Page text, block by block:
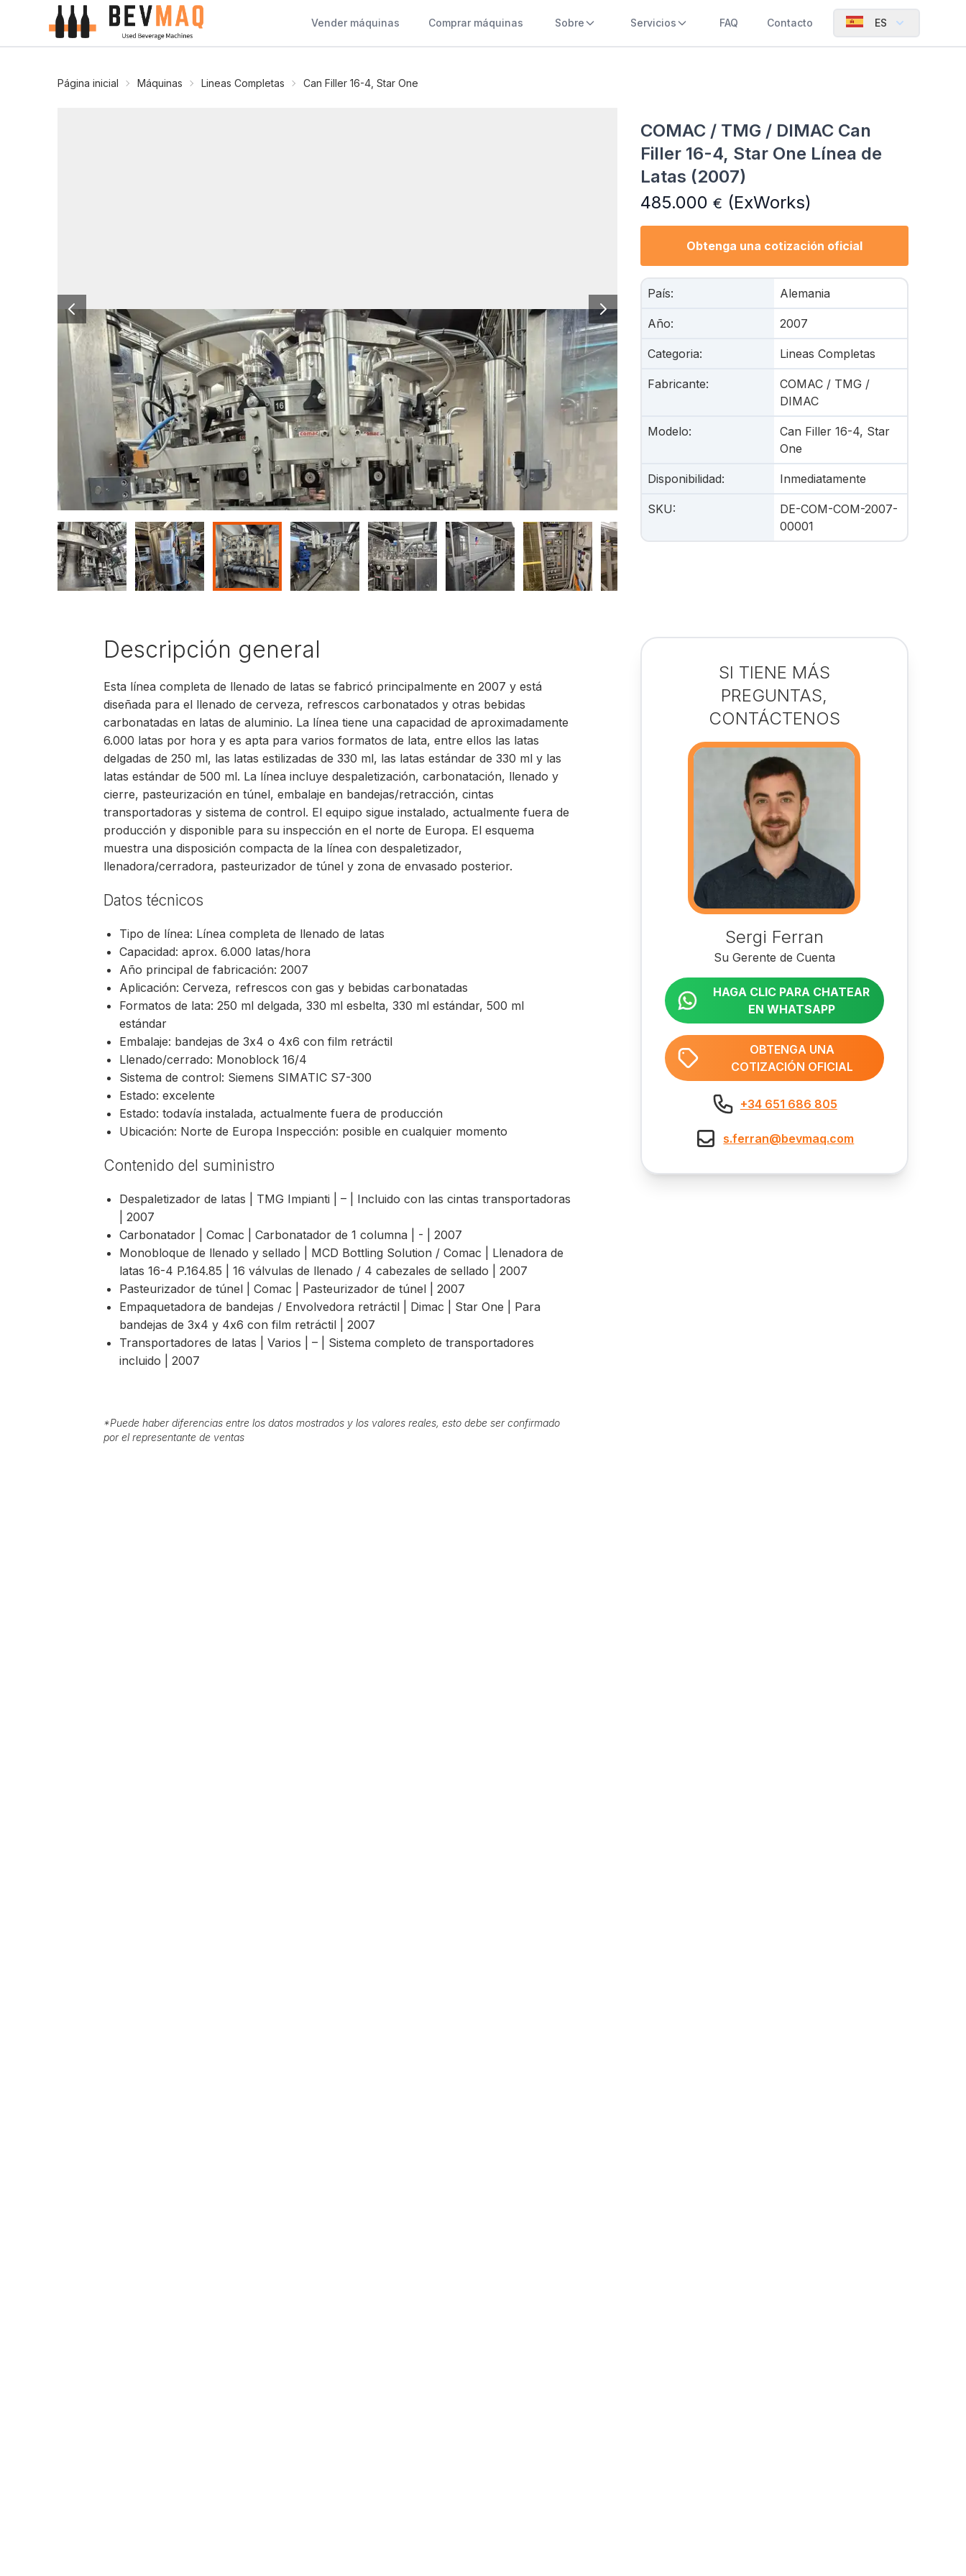
Vender máquinas Comprar máquinas Sobre Servicios FAQ Contacto ES
Página inicial Máquinas Lineas Completas Can Filler 16-4, Star One
COMAC / TMG / DIMAC Can
Filler 16-4, Star One Línea de
Latas (2007)
485.000 € (ExWorks)
Obtenga una cotización oficial
País: Alemania
Año: 2007
Categoria: Lineas Completas
Fabricante:
COMAC / TMG /
DIMAC
Modelo:
Can Filler 16-4, Star
One
Disponibilidad: Inmediatamente
SKU:
DE-COM-COM-2007-
00001
Descripción general
Esta línea completa de llenado de latas se fabricó principalmente en 2007 y está
diseñada para el llenado de cerveza, refrescos carbonatados y otras bebidas
carbonatadas en latas de aluminio. La línea tiene una capacidad de aproximadamente
6.000 latas por hora y es apta para varios formatos de lata, entre ellos las latas
delgadas de 250 ml, las latas estilizadas de 330 ml, las latas estándar de 330 ml y las
latas estándar de 500 ml. La línea incluye despaletización, carbonatación, llenado y
cierre, pasteurización en túnel, embalaje en bandejas/retracción, cintas
transportadoras y sistema de control. El equipo sigue instalado, actualmente fuera de
producción y disponible para su inspección en el norte de Europa. El esquema
muestra una disposición compacta de la línea con despaletizador,
llenadora/cerradora, pasteurizador de túnel y zona de envasado posterior.
Datos técnicos
Tipo de línea: Línea completa de llenado de latas
Capacidad: aprox. 6.000 latas/hora
Año principal de fabricación: 2007
Aplicación: Cerveza, refrescos con gas y bebidas carbonatadas
Formatos de lata: 250 ml delgada, 330 ml esbelta, 330 ml estándar, 500 ml
estándar
Embalaje: bandejas de 3x4 o 4x6 con film retráctil
Llenado/cerrado: Monoblock 16/4
Sistema de control: Siemens SIMATIC S7-300
Estado: excelente
Estado: todavía instalada, actualmente fuera de producción
Ubicación: Norte de Europa Inspección: posible en cualquier momento
Contenido del suministro
Despaletizador de latas | TMG Impianti | – | Incluido con las cintas transportadoras
| 2007
Carbonatador | Comac | Carbonatador de 1 columna | - | 2007
Monobloque de llenado y sellado | MCD Bottling Solution / Comac | Llenadora de
latas 16-4 P.164.85 | 16 válvulas de llenado / 4 cabezales de sellado | 2007
Pasteurizador de túnel | Comac | Pasteurizador de túnel | 2007
Empaquetadora de bandejas / Envolvedora retráctil | Dimac | Star One | Para
bandejas de 3x4 y 4x6 con film retráctil | 2007
Transportadores de latas | Varios | – | Sistema completo de transportadores
incluido | 2007
*Puede haber diferencias entre los datos mostrados y los valores reales, esto debe ser confirmado
por el representante de ventas
SI TIENE MÁS
PREGUNTAS,
CONTÁCTENOS
Sergi Ferran
Su Gerente de Cuenta
HAGA CLIC PARA CHATEAR
EN WHATSAPP
OBTENGA UNA
COTIZACIÓN OFICIAL
+34 651 686 805
s.ferran@bevmaq.com